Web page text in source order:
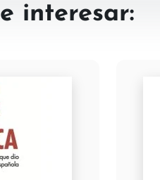
interesar: